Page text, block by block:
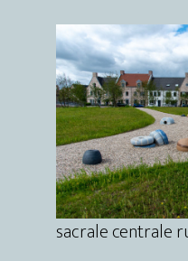
sacrale centrale